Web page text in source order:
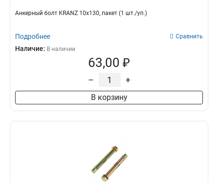
Анкерный болт KRANZ 10х130, пакет (1 шт./уп.)
Подробнее Сравнить
Наличие: В наличии
63,00 ₽
– +
В корзину